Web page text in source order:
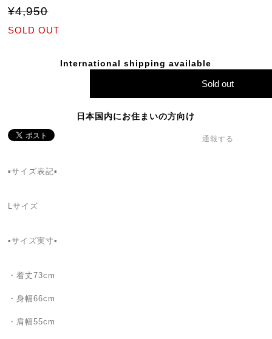
¥4,950
SOLD OUT
International shipping available
Sold out
日本国内にお住まいの方向け
通報する
▪️サイズ表記▪️
Lサイズ
▪️サイズ実寸▪️
・着丈73cm
・身幅66cm
・肩幅55cm